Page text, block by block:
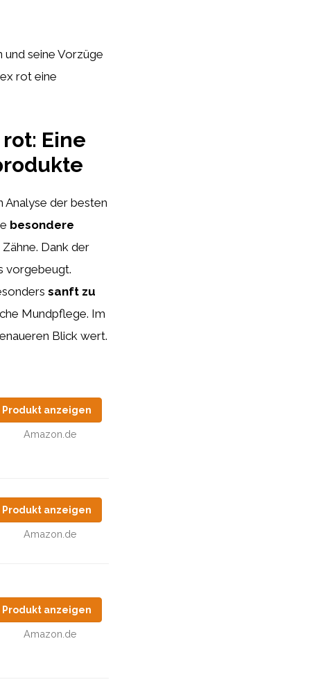
und seine Vorzüge
rot eine
Eine
Analyse der besten
besondere
Dank der
vorgebeugt.
sanft zu
Mundpflege. Im
Blick wert.
Produkt anzeigen
Amazon.de
Produkt anzeigen
Amazon.de
Produkt anzeigen
Amazon.de